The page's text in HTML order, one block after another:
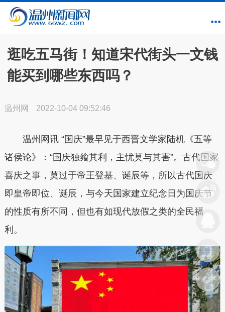
逛吃五马街！知道宋代街头一文钱
能买到哪些东西吗？
温州网 2022-10-04 09:52:46
温州网讯 “国庆”最早见于西晋文学家陆机《五等
诸侯论》：“国庆独飨其利，主忧莫与其害”。古代国家
喜庆之事，莫过于帝王登基、诞辰等，所以古代国庆
即皇帝即位、诞辰，与今天国家建立纪念日为国庆节
的性质有所不同，但也有如现代放假之类的全民福
利。